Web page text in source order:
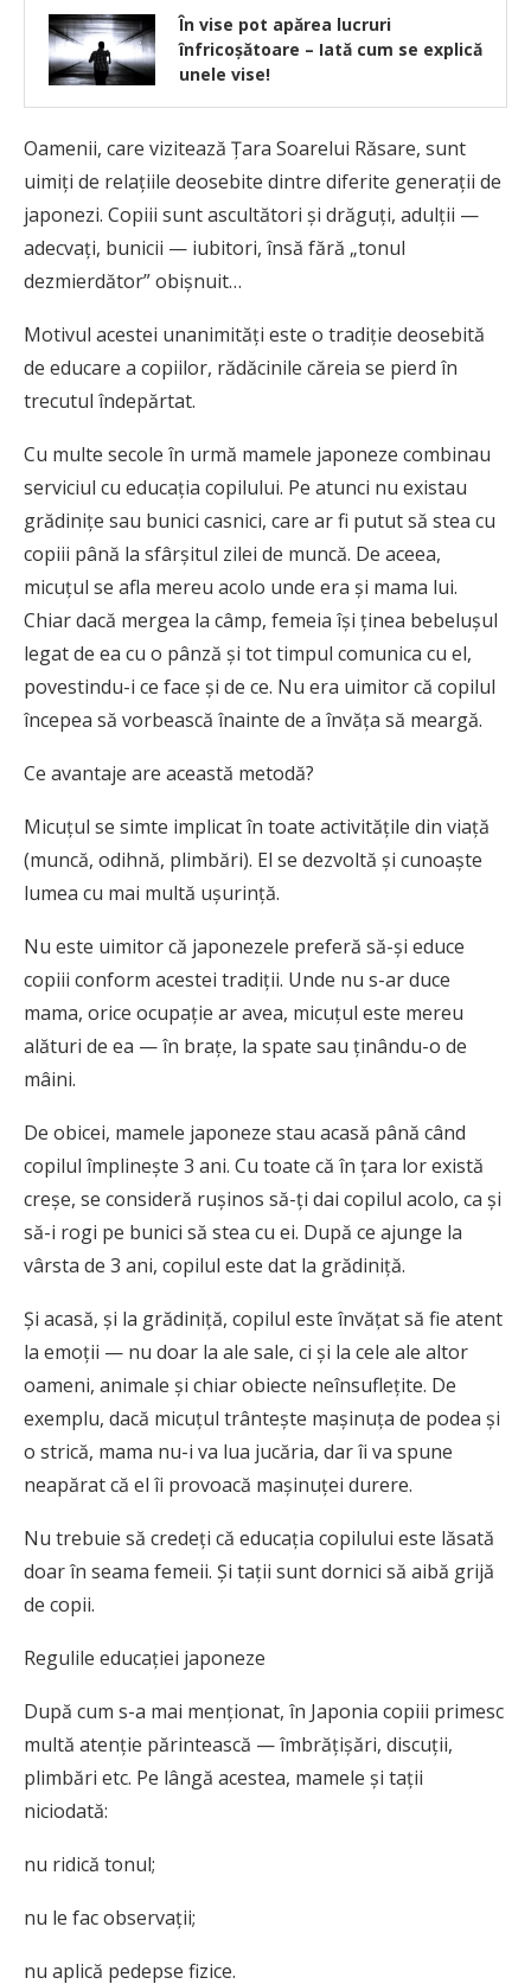
În vise pot apărea lucruri
înfricoșătoare – Iată cum se explică
unele vise!
Oamenii, care vizitează Țara Soarelui Răsare, sunt
uimiți de relațiile deosebite dintre diferite generații de
japonezi. Copiii sunt ascultători și drăguți, adulții —
adecvați, bunicii — iubitori, însă fără „tonul
dezmierdător” obișnuit…
Motivul acestei unanimități este o tradiție deosebită
de educare a copiilor, rădăcinile căreia se pierd în
trecutul îndepărtat.
Cu multe secole în urmă mamele japoneze combinau
serviciul cu educația copilului. Pe atunci nu existau
grădinițe sau bunici casnici, care ar fi putut să stea cu
copiii până la sfârșitul zilei de muncă. De aceea,
micuțul se afla mereu acolo unde era și mama lui.
Chiar dacă mergea la câmp, femeia își ținea bebelușul
legat de ea cu o pânză și tot timpul comunica cu el,
povestindu-i ce face și de ce. Nu era uimitor că copilul
începea să vorbească înainte de a învăța să meargă.
Ce avantaje are această metodă?
Micuțul se simte implicat în toate activitățile din viață
(muncă, odihnă, plimbări). El se dezvoltă și cunoaște
lumea cu mai multă ușurință.
Nu este uimitor că japonezele preferă să-și educe
copiii conform acestei tradiții. Unde nu s-ar duce
mama, orice ocupație ar avea, micuțul este mereu
alături de ea — în brațe, la spate sau ținându-o de
mâini.
De obicei, mamele japoneze stau acasă până când
copilul împlinește 3 ani. Cu toate că în țara lor există
creșe, se consideră rușinos să-ți dai copilul acolo, ca și
să-i rogi pe bunici să stea cu ei. După ce ajunge la
vârsta de 3 ani, copilul este dat la grădiniță.
Și acasă, și la grădiniță, copilul este învățat să fie atent
la emoții — nu doar la ale sale, ci și la cele ale altor
oameni, animale și chiar obiecte neînsuflețite. De
exemplu, dacă micuțul trântește mașinuța de podea și
o strică, mama nu-i va lua jucăria, dar îi va spune
neapărat că el îi provoacă mașinuței durere.
Nu trebuie să credeți că educația copilului este lăsată
doar în seama femeii. Și tații sunt dornici să aibă grijă
de copii.
Regulile educației japoneze
După cum s-a mai menționat, în Japonia copiii primesc
multă atenție părintească — îmbrățișări, discuții,
plimbări etc. Pe lângă acestea, mamele și tații
niciodată:
nu ridică tonul;
nu le fac observații;
nu aplică pedepse fizice.